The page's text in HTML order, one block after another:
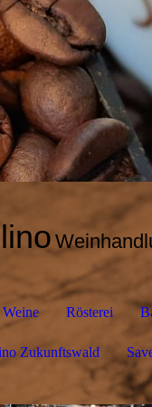
Weine Rösterei
Zukunftswald